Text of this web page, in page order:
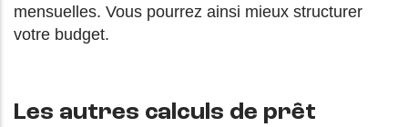
mensuelles. Vous pourrez ainsi mieux structurer
votre budget.
Les autres calculs de prêt